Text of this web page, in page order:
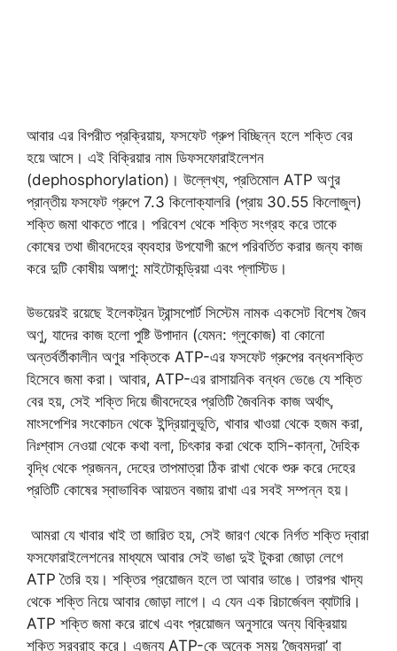
আবার এর বিপরীত প্রক্রিয়ায়, ফসফেট গ্রুপ বিচ্ছিন্ন হলে শক্তি বের
হয়ে আসে। এই বিক্রিয়ার নাম ডিফসফোরাইলেশন
(dephosphorylation)। উল্লেখ্য, প্রতিমােল ATP অণুর
প্রান্তীয় ফসফেট গ্রুপে 7.3 কিলােক্যালরি (প্রায় 30.55 কিলােজুল)
শক্তি জমা থাকতে পারে। পরিবেশ থেকে শক্তি সংগ্রহ করে তাকে
কোষের তথা জীবদেহের ব্যবহার উপযােগী রূপে পরিবর্তিত করার জন্য কাজ
করে দুটি কোষীয় অঙ্গাণু: মাইটোকন্ড্রিয়া এবং প্লাস্টিড।
উভয়েরই রয়েছে ইলেকট্রন ট্রান্সপাের্ট সিস্টেম নামক একসেট বিশেষ জৈব
অণু, যাদের কাজ হলাে পুষ্টি উপাদান (যেমন: গ্লুকোজ) বা কোনাে
অন্তর্বর্তীকালীন অণুর শক্তিকে ATP-এর ফসফেট গ্রুপের বন্ধনশক্তি
হিসেবে জমা করা। আবার, ATP-এর রাসায়নিক বন্ধন ভেঙে যে শক্তি
বের হয়, সেই শক্তি দিয়ে জীবদেহের প্রতিটি জৈবনিক কাজ অর্থাৎ,
মাংসপেশির সংকোচন থেকে ইন্দ্রিয়ানুভূতি, খাবার খাওয়া থেকে হজম করা,
নিঃশ্বাস নেওয়া থেকে কথা বলা, চিৎকার করা থেকে হাসি-কান্না, দৈহিক
বৃদ্ধি থেকে প্রজনন, দেহের তাপমাত্রা ঠিক রাখা থেকে শুরু করে দেহের
প্রতিটি কোষের স্বাভাবিক আয়তন বজায় রাখা এর সবই সম্পন্ন হয়।
আমরা যে খাবার খাই তা জারিত হয়, সেই জারণ থেকে নির্গত শক্তি দ্বারা
ফসফোরাইলেশনের মাধ্যমে আবার সেই ভাঙা দুই টুকরা জোড়া লেগে
ATP তৈরি হয়। শক্তির প্রয়ােজন হলে তা আবার ভাঙে। তারপর খাদ্য
থেকে শক্তি নিয়ে আবার জোড়া লাগে। এ যেন এক রিচার্জেবল ব্যাটারি।
ATP শক্তি জমা করে রাখে এবং প্রয়ােজন অনুসারে অন্য বিক্রিয়ায়
শক্তি সরবরাহ করে। এজন্য ATP-কে অনেক সময় ‘জৈবমুদ্রা’ বা